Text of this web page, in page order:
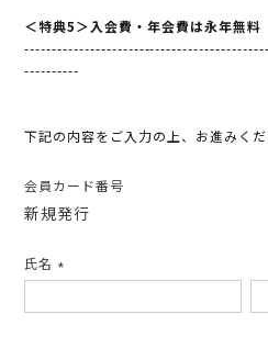
＜特典5＞入会費・年会費は永年無料
----------
下記の内容をご入力の上、お進みくだ
会員カード番号
新規発行
氏名
須)